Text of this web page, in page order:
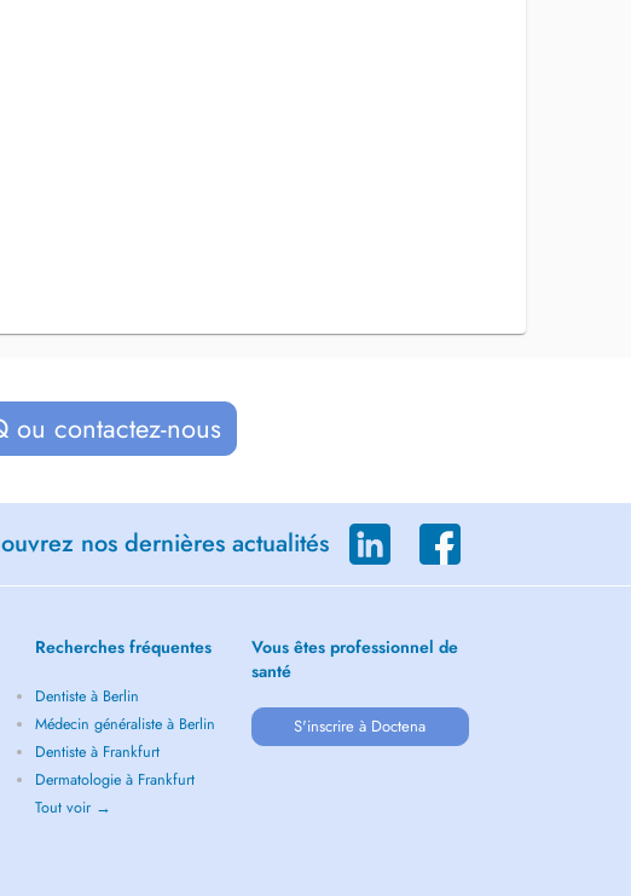
ou contactez-nous
nos dernières actualités
Recherches fréquentes
Dentiste à Berlin
Médecin généraliste à Berlin
Dentiste à Frankfurt
Dermatologie à Frankfurt
Tout voir →
Vous êtes professionnel de
santé
S'inscrire à Doctena